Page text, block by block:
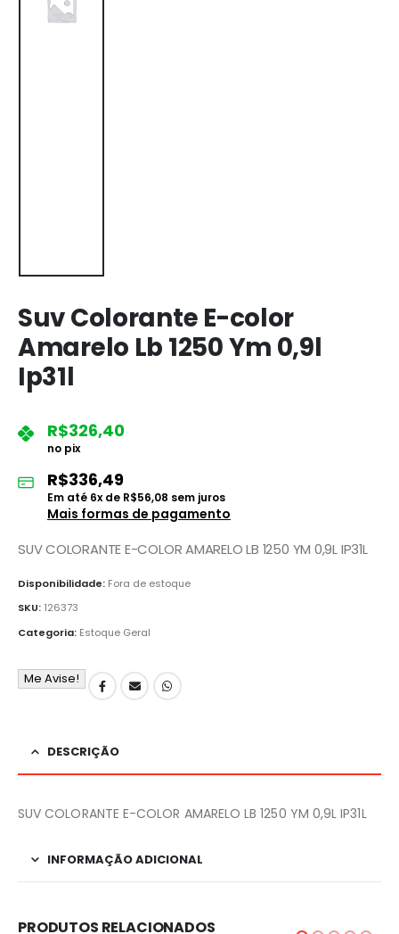
Suv Colorante E-color
Amarelo Lb 1250 Ym 0,9l
Ip31l
R$326,40
no pix
R$336,49
Em até 6x de R$56,08 sem juros
Mais formas de pagamento
SUV COLORANTE E-COLOR AMARELO LB 1250 YM 0,9L IP31L
Disponibilidade: Fora de estoque
SKU: 126373
Categoria: Estoque Geral
Me Avise!
DESCRIÇÃO
SUV COLORANTE E-COLOR AMARELO LB 1250 YM 0,9L IP31L
INFORMAÇÃO ADICIONAL
PRODUTOS RELACIONADOS